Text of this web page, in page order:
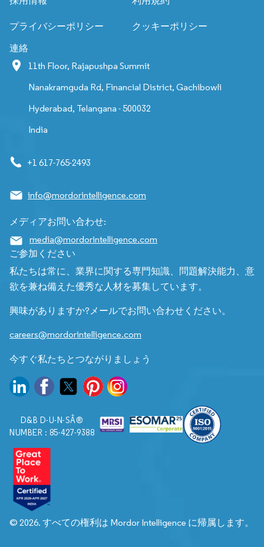
プライバシーポリシー クッキーポリシー
連絡
11th Floor, Rajapushpa Summit
Nanakramguda Rd, Financial District, Gachibowli
Hyderabad, Telangana - 500032
India
+1 617-765-2493
info@mordorintelligence.com
メディアお問い合わせ:
media@mordorintelligence.com
ご参加ください
私たちは常に、業界に関する専門知識、問題解決能力、意
欲を兼ね備えた優秀な人材を募集しています。
興味がありますか?メールでお問い合わせください。
careers@mordorintelligence.com
今すぐ私たちとつながりましょう
D&B D-U-N-SÂ®
NUMBER : 85-427-9388
© 2026. すべての権利は Mordor Intelligence に帰属します。